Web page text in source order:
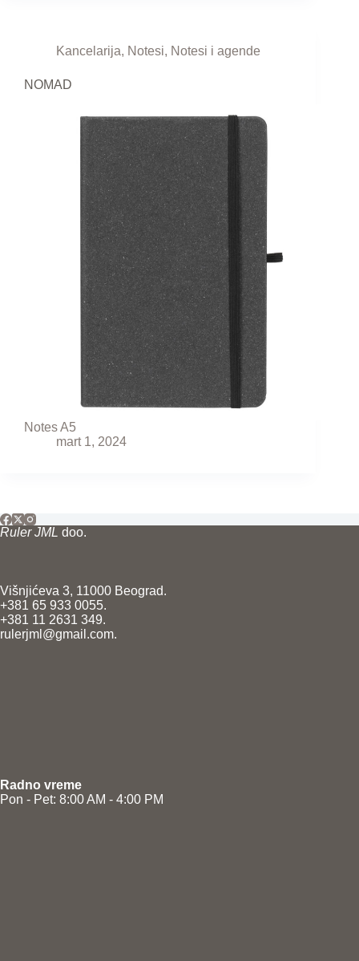
Kancelarija, Notesi, Notesi i agende
NOMAD
Notes A5
mart 1, 2024
Ruler JML doo.
Višnjićeva 3, 11000 Beograd.
+381 65 933 0055.
+381 11 2631 349.
rulerjml@gmail.com.
Radno vreme
Pon - Pet: 8:00 AM - 4:00 PM